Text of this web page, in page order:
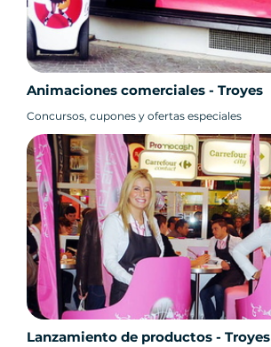
Animaciones comerciales - Troyes
Concursos, cupones y ofertas especiales
Lanzamiento de productos - Troyes